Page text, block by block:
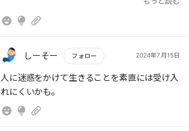
だ」とそのまま受け止めて
> 支えてくれる人の存在に気づくには、解決で
きない苦しみや自分を否定する気持ちを抱えて
いること、自分が弱い人間であることを認める
ことができなければならない
しーそー フォロー 2024年7月15日
もっと読む
人に迷惑をかけて生きることを素直には受け入
れにくいかも。